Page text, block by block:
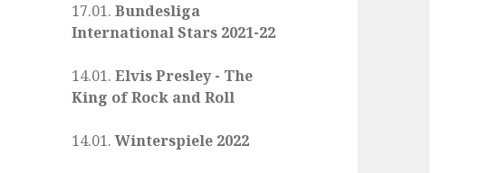
17.01.Bundesliga
International Stars 2021-22
14.01.Elvis Presley - The
King of Rock and Roll
14.01.Winterspiele 2022